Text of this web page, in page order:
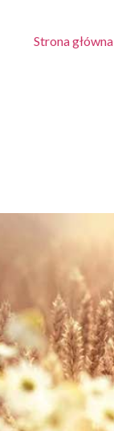
Strona główna